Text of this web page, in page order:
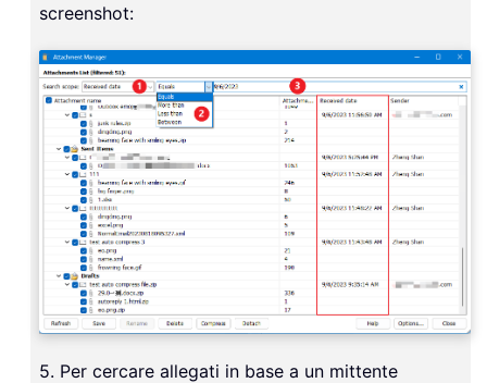
screenshot:
5. Per cercare allegati in base a un mittente